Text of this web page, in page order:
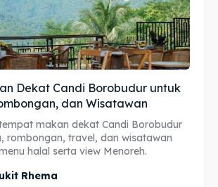
Anak
Anak
Dekat Candi Borobudur untuk
dan Wisatawan
makan dekat Candi Borobudur
rombongan, travel, dan wisatawan
halal serta view Menoreh.
Rhema